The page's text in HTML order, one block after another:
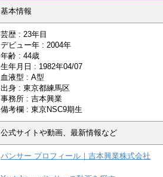
基本情報
芸歴 : 23年目
デビュー年 : 2004年
年齢 : 44歳
生年月日 : 1982年04/07
血液型 : A型
出身 : 東京都練馬区
事務所 : 吉本興業
備考欄 : 東京NSC9期生
公式サイトや動画、最新情報など
パンサー プロフィール｜吉本興業株式会社